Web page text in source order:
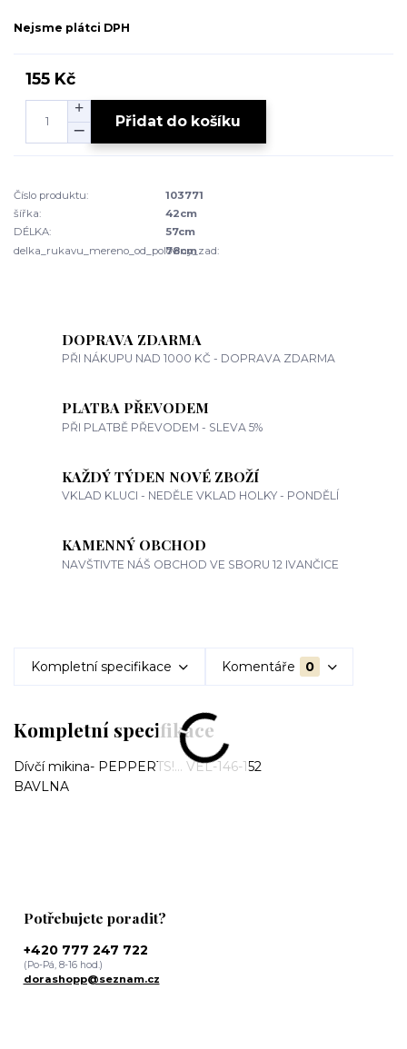
Nejsme plátci DPH
155 Kč
Přidat do košíku
Číslo produktu:
103771
šířka:
42cm
DÉLKA:
57cm
delka_rukavu_mereno_od_poloviny_zad:
78cm
DOPRAVA ZDARMA
PŘI NÁKUPU NAD 1000 KČ - DOPRAVA ZDARMA
PLATBA PŘEVODEM
PŘI PLATBĚ PŘEVODEM - SLEVA 5%
KAŽDÝ TÝDEN NOVÉ ZBOŽÍ
VKLAD KLUCI - NEDĚLE VKLAD HOLKY - PONDĚLÍ
KAMENNÝ OBCHOD
NAVŠTIVTE NÁŠ OBCHOD VE SBORU 12 IVANČICE
Kompletní specifikace Komentáře 0
Kompletní specifikace
Dívčí mikina- PEPPERTS!... VEL-146-152
BAVLNA
Potřebujete poradit?
+420 777 247 722
(Po-Pá, 8-16 hod.)
dorashopp@seznam.cz